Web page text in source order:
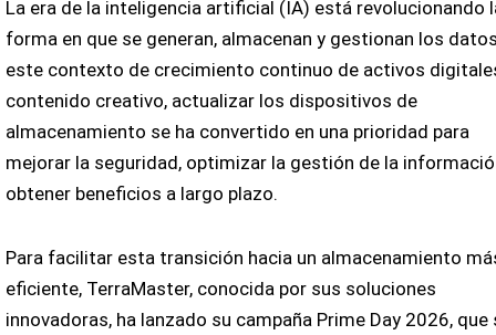
La era de la inteligencia artificial (IA) está revolucionando
forma en que se generan, almacenan y gestionan los
este contexto de crecimiento continuo de activos
contenido creativo, actualizar los dispositivos de
almacenamiento se ha convertido en una prioridad para
mejorar la seguridad, optimizar la gestión de la
obtener beneficios a largo plazo.
Para facilitar esta transición hacia un almacenamiento
eficiente, TerraMaster, conocida por sus soluciones
innovadoras, ha lanzado su campaña Prime Day 2026, que